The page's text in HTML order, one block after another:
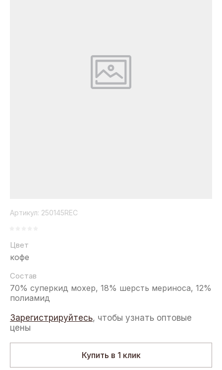
Артикул: 250145REC
Цвет
кофе
Состав
70% суперкид мохер, 18% шерсть мериноса, 12%
полиамид
Зарегистрируйтесь, чтобы узнать оптовые
цены
Купить в 1 клик